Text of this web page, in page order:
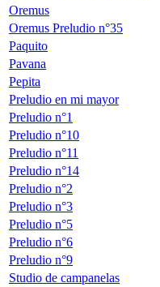
Oremus
Oremus Preludio n°35
Paquito
Pavana
Pepita
Preludio en mi mayor
Preludio n°1
Preludio n°10
Preludio n°11
Preludio n°14
Preludio n°2
Preludio n°3
Preludio n°5
Preludio n°6
Preludio n°9
Studio de campanelas